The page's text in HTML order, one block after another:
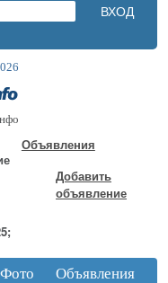
Объявления
Добавить
объявление
Фото
Объявления